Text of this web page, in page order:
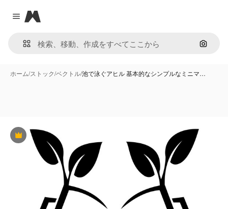
Close menu
Magnific
画像で
ホーム/ストック/ベクトル/池で泳ぐアヒル 基本的なシンプルなミニマ…
Premium